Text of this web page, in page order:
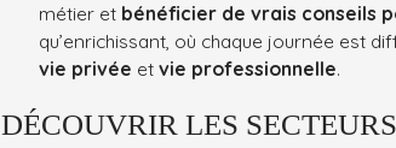
métier et bénéficier de vrais conseils
qu’enrichissant, où chaque journée est
vie privée etvie professionnelle.
DÉCOUVRIR LES